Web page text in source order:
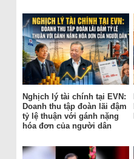
Nghịch lý tài chính tại EVN:
Doanh thu tập đoàn lãi đậm
tỷ lệ thuận với gánh nặng
hóa đơn của người dân